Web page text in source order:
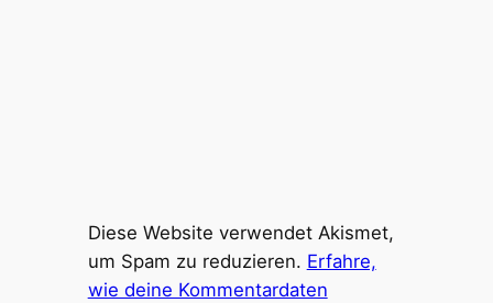
Diese Website verwendet Akismet,
um Spam zu reduzieren. Erfahre,
wie deine Kommentardaten